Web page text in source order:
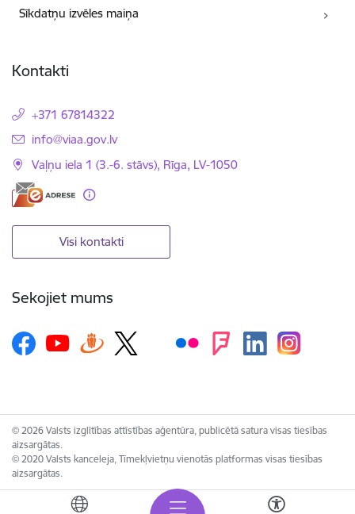
Sīkdatņu izvēles maiņa
Kontakti
+371 67814322
E-pasts:
info@viaa.gov.lv
Vaļņu iela 1 (3.-6. stāvs), Rīga, LV-1050
Visi kontakti
Sekojiet mums
© 2026 Valsts izglītības attīstības aģentūra, publicētā satura visas tiesības
aizsargātas.
© 2020 Valsts kanceleja, Tīmekļvietņu vienotās platformas visas tiesības
aizsargātas.